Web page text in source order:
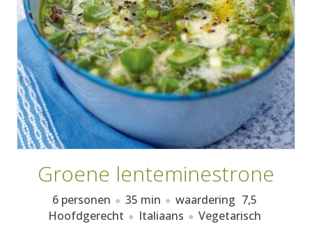
KOOKBOEKEN
Groene lenteminestrone
6 personen 35 min waardering 7,5
Hoofdgerecht
Italiaans Vegetarisch